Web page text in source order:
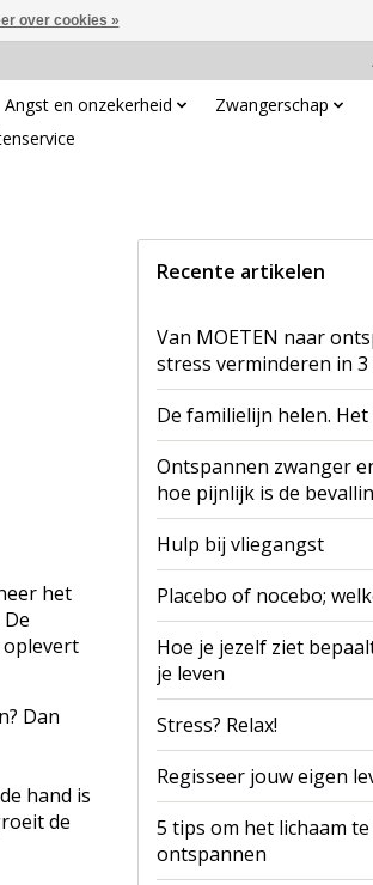
Angst en onzekerheid
Zwangerschap
het
oplevert
Dan
hand is
de
Recente artikelen
Van MOETEN naar
stress verminderen in
De familielijn helen.
Ontspannen zwanger
hoe pijnlijk is de
Hulp bij vliegangst
Placebo of nocebo;
Hoe je jezelf ziet
je leven
Stress? Relax!
Regisseer jouw eigen
5 tips om het lichaam
ontspannen
over cookies »